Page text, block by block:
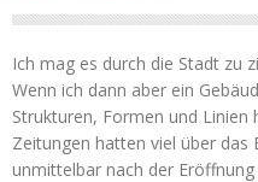
Ich mag es durch die Stadt zu
Wenn ich dann aber ein
Strukturen, Formen und Linien
Zeitungen hatten viel über das
unmittelbar nach der